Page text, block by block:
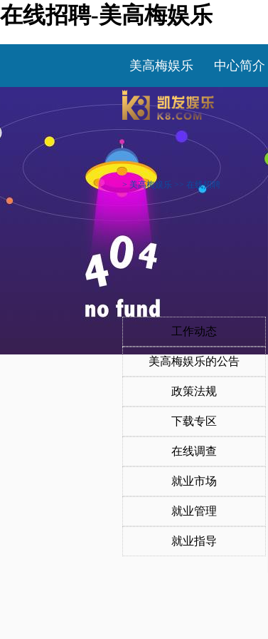
在线招聘-美高梅娱乐
美高梅娱乐 中心简介
> 美高梅娱乐 >> 在线招聘
工作动态
美高梅娱乐的公告
政策法规
下载专区
在线调查
就业市场
就业管理
就业指导